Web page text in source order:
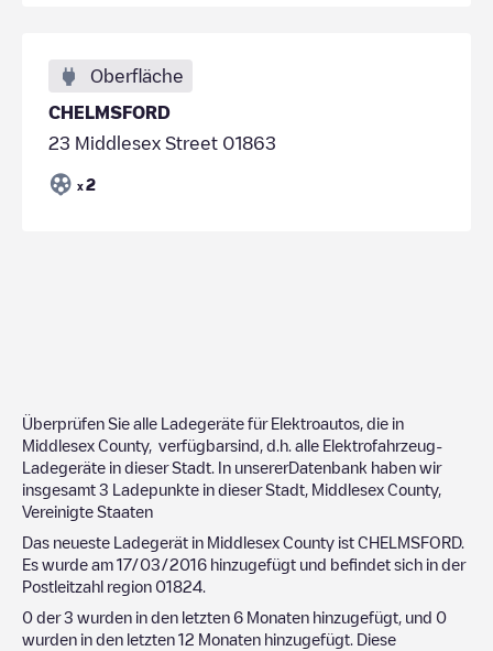
Oberfläche
CHELMSFORD
23 Middlesex Street 01863
x 2
Überprüfen Sie alle Ladegeräte für Elektroautos, die in
Middlesex County, verfügbarsind, d.h. alle Elektrofahrzeug-
Ladegeräte in dieser Stadt. In unsererDatenbank haben wir
insgesamt 3 Ladepunkte in dieser Stadt, Middlesex County,
Vereinigte Staaten
Das neueste Ladegerät in Middlesex County ist CHELMSFORD.
Es wurde am 17/03/2016 hinzugefügt und befindet sich in der
Postleitzahl region 01824
0 der3 wurden in den letzten 6 Monaten hinzugefügt, und 0
wurden in den letzten 12 Monaten hinzugefügt. Diese